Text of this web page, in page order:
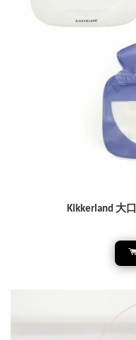
Kikkerland 大